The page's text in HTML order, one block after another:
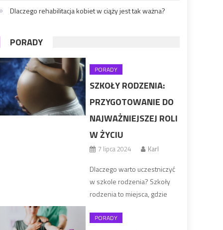
Dlaczego rehabilitacja kobiet w ciąży jest tak ważna?
PORADY
PORADY
SZKOŁY RODZENIA:
PRZYGOTOWANIE DO
NAJWAŻNIEJSZEJ ROLI
W ŻYCIU
7 lipca 2024 Karl
Dlaczego warto uczestniczyć
w szkole rodzenia? Szkoły
rodzenia to miejsca, gdzie
niezbędną wiedzę i
PORADY